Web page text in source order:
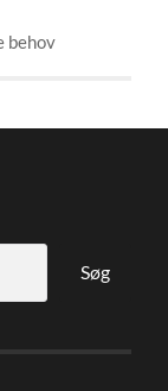
behov
Søg